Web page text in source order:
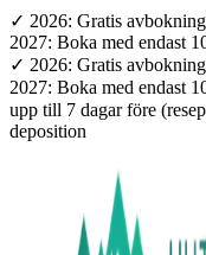
✓ 2026: Gratis
2027: Boka med endast
✓ 2026: Gratis
2027: Boka med endast
upp till 7 dagar före
deposition